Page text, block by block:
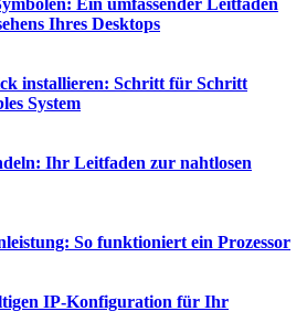
Ein umfassender Leitfaden
Ihres Desktops
installieren: Schritt für Schritt
System
Ihr Leitfaden zur nahtlosen
So funktioniert ein Prozessor
IP-Konfiguration für Ihr